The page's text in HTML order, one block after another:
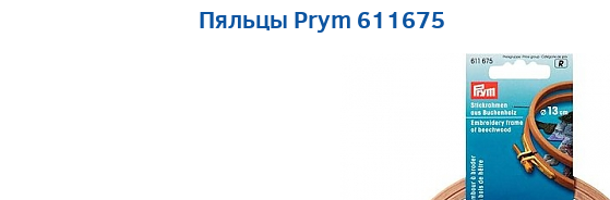
Пяльцы Prym 611675